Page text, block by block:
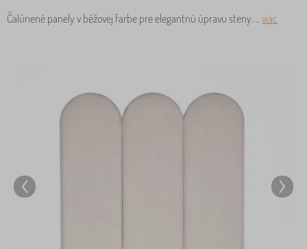
Čalúnené panely v béžovej farbe pre elegantnú úpravu steny. .. viac